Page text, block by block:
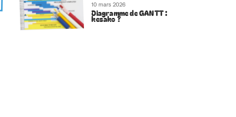
10 mars 2026
Diagramme de GANTT :
kesako ?